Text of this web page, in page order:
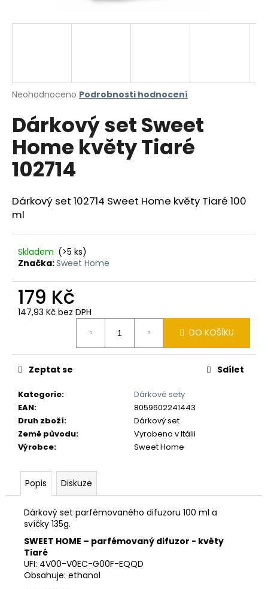
Průměrné
produktu
je
0,0
5
hvězdiček.
Neohodnoceno Podrobnosti hodnocení
Dárkový set Sweet
Home květy Tiaré
102714
Dárkový set 102714 Sweet Home květy Tiaré 100
ml
Skladem (>5 ks)
Značka:Sweet Home
179 Kč
147,93 Kč bez DPH
DO KOŠÍKU
Kategorie:
Dárkové sety
EAN:
8059602241443
Druh zboží:
Dárkový set
Země původu:
Vyrobeno v Itálii
Výrobce: Sweet Home
Zeptat se Sdílet
Popis Diskuze
Dárkový set parfémovaného difuzoru 100 ml a
svíčky 135g.
SWEET HOME – parfémovaný difuzor - květy
Tiaré
UFI: 4V00-V0EC-G00F-EQQD
Obsahuje: ethanol
j
?
HLEDAT
o
p
o
u
č
u
e